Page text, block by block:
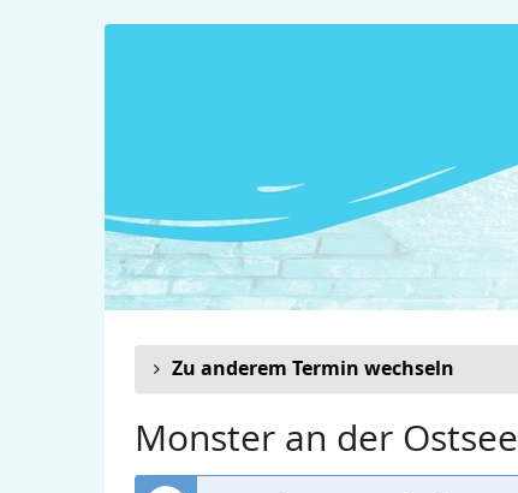
Zu anderem Termin wechseln
Monster an der Ostsee